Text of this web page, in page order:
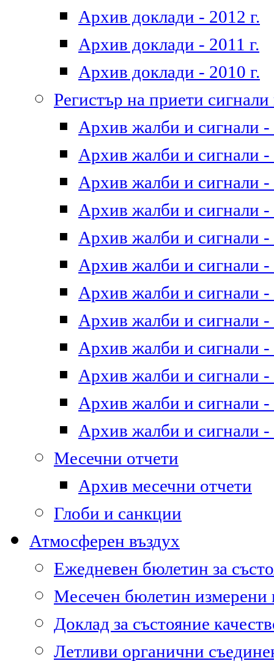
Архив доклади - 2012 г.
Архив доклади - 2011 г.
Архив доклади - 2010 г.
Регистър на приети
Архив жалби и сигнали -
Архив жалби и сигнали -
Архив жалби и сигнали -
Архив жалби и сигнали -
Архив жалби и сигнали -
Архив жалби и сигнали -
Архив жалби и сигнали -
Архив жалби и сигнали -
Архив жалби и сигнали -
Архив жалби и сигнали -
Архив жалби и сигнали -
Архив жалби и сигнали -
Месечни отчети
Архив месечни отчети
Глоби и санкции
Атмосферен въздух
Ежедневен бюлетин за
Месечен бюлетин
Доклад за състояние
Летливи органични